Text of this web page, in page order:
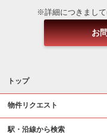
※詳細につきまして
お
トップ
物件リクエスト
駅・沿線から検索